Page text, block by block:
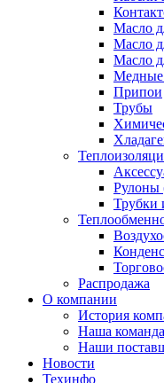
Масло
Масло
Масло
Медные
Припои
Трубы
Рулоны
Трубки
Распродажа
О компании
История
Наша команда
Наши
Новости
Техинфо